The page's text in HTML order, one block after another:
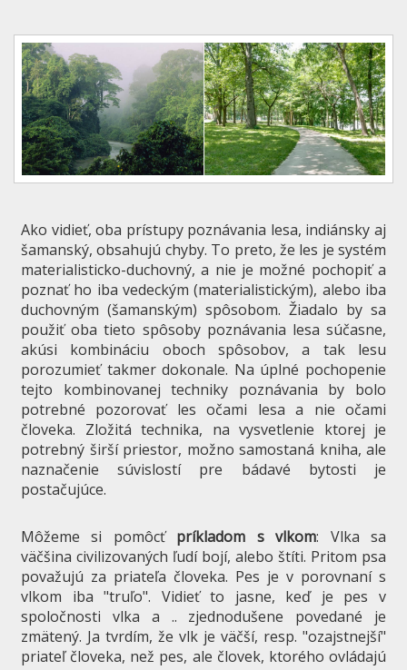
Ako vidieť, oba prístupy poznávania lesa, indiánsky aj
šamanský, obsahujú chyby. To preto, že les je systém
materialisticko-duchovný, a nie je možné pochopiť a
poznať ho iba vedeckým (materialistickým), alebo iba
duchovným (šamanským) spôsobom. Žiadalo by sa
použiť oba tieto spôsoby poznávania lesa súčasne,
akúsi kombináciu oboch spôsobov, a tak lesu
porozumieť takmer dokonale. Na úplné pochopenie
tejto kombinovanej techniky poznávania by bolo
potrebné pozorovať les očami lesa a nie očami
človeka. Zložitá technika, na vysvetlenie ktorej je
potrebný širší priestor, možno samostaná kniha, ale
naznačenie súvislostí pre bádavé bytosti je
postačujúce.
Môžeme si pomôcť príkladom s vlkom: Vlka sa
väčšina civilizovaných ľudí bojí, alebo štíti. Pritom psa
považujú za priateľa človeka. Pes je v porovnaní s
vlkom iba "truľo". Vidieť to jasne, keď je pes v
spoločnosti vlka a .. zjednodušene povedané je
zmätený. Ja tvrdím, že vlk je väčší, resp. "ozajstnejší"
priateľ človeka, než pes, ale človek, ktorého ovládajú